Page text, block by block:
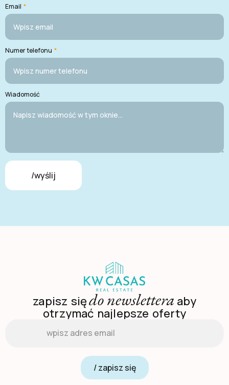
Email *
Numer telefonu *
Wiadomość
/wyślij
zapisz siędo newslettera aby
otrzymać najlepsze oferty
/ zapisz się